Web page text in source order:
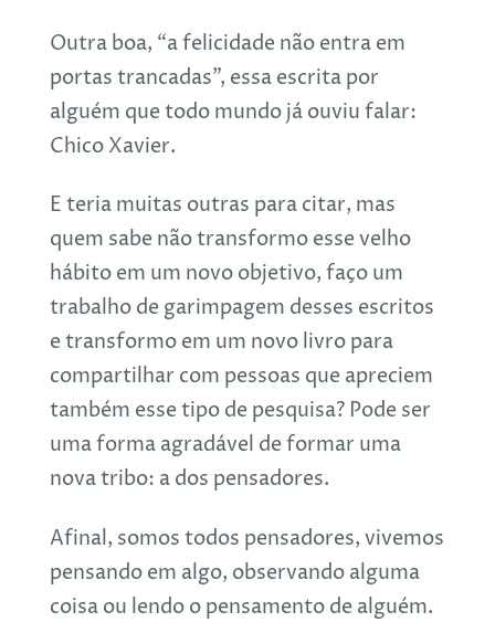
Outra boa, “a felicidade não entra em
portas trancadas”, essa escrita por
alguém que todo mundo já ouviu falar:
Chico Xavier.
E teria muitas outras para citar, mas
quem sabe não transformo esse velho
hábito em um novo objetivo, faço um
trabalho de garimpagem desses escritos
e transformo em um novo livro para
compartilhar com pessoas que apreciem
também esse tipo de pesquisa? Pode ser
uma forma agradável de formar uma
nova tribo: a dos pensadores.
Afinal, somos todos pensadores, vivemos
pensando em algo, observando alguma
coisa ou lendo o pensamento de alguém.